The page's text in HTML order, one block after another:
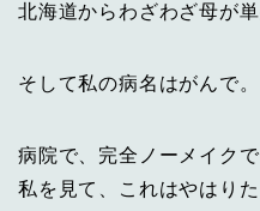
北海道からわざわざ母が単
そして私の病名はがんで。
病院で、完全ノーメイク
私を見て、これはやはり